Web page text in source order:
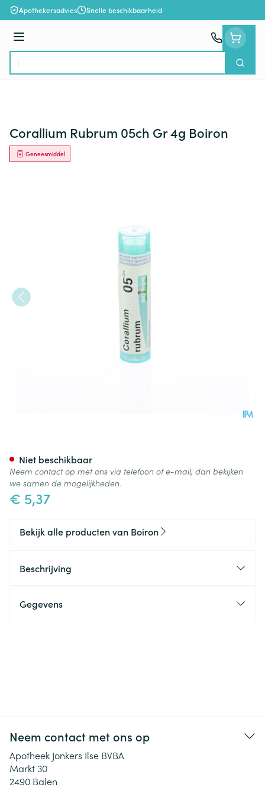
Ga naar de inhoud
Apothekersadvies Snelle beschikbaarheid
Menu
Product, merk, categorie...
Zoek
Corallium Rubrum 05ch Gr 4g Boiron
Geneesmiddel
€ 5,37
Niet beschikbaar
Neem contact op met ons via telefoon of e-mail, dan bekijken
we samen de mogelijkheden.
Bekijk alle producten van Boiron
Beschrijving
Gegevens
Neem contact met ons op
Apotheek Jonkers Ilse BVBA
Markt 30
2490 Balen